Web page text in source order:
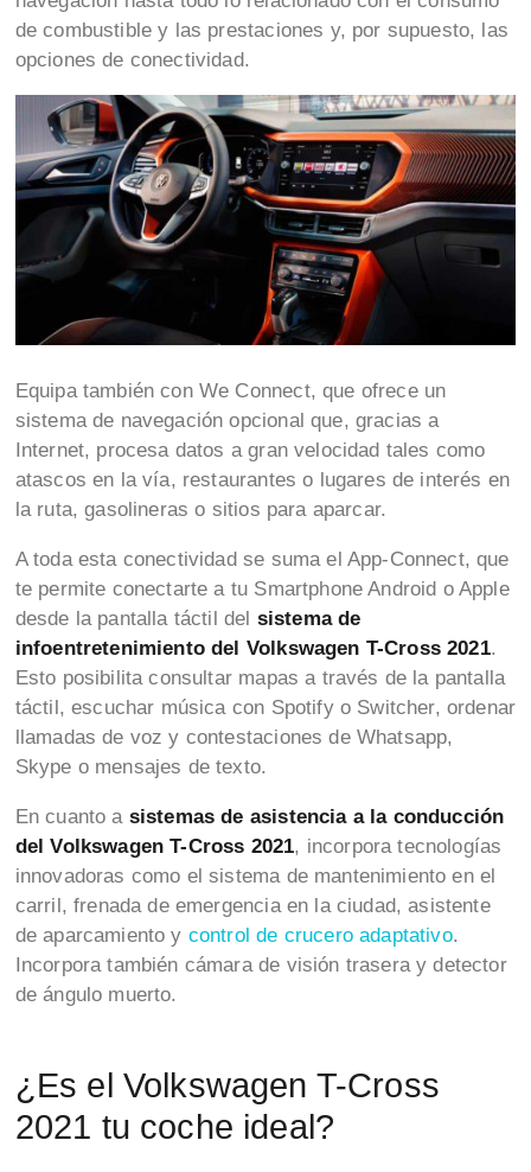
de combustible y las prestaciones y, por supuesto, las
opciones de conectividad.
Equipa también con We Connect, que ofrece un
sistema de navegación opcional que, gracias a
Internet, procesa datos a gran velocidad tales como
atascos en la vía, restaurantes o lugares de interés en
la ruta, gasolineras o sitios para aparcar.
A toda esta conectividad se suma el App-Connect, que
te permite conectarte a tu Smartphone Android o Apple
desde la pantalla táctil del sistema de
infoentretenimiento del Volkswagen T-Cross 2021.
Esto posibilita consultar mapas a través de la pantalla
táctil, escuchar música con Spotify o Switcher, ordenar
llamadas de voz y contestaciones de Whatsapp,
Skype o mensajes de texto.
En cuanto a sistemas de asistencia a la conducción
del Volkswagen T-Cross 2021, incorpora tecnologías
innovadoras como el sistema de mantenimiento en el
carril, frenada de emergencia en la ciudad, asistente
de aparcamiento y control de crucero adaptativo.
Incorpora también cámara de visión trasera y detector
de ángulo muerto.
¿Es el Volkswagen T-Cross
2021 tu coche ideal?